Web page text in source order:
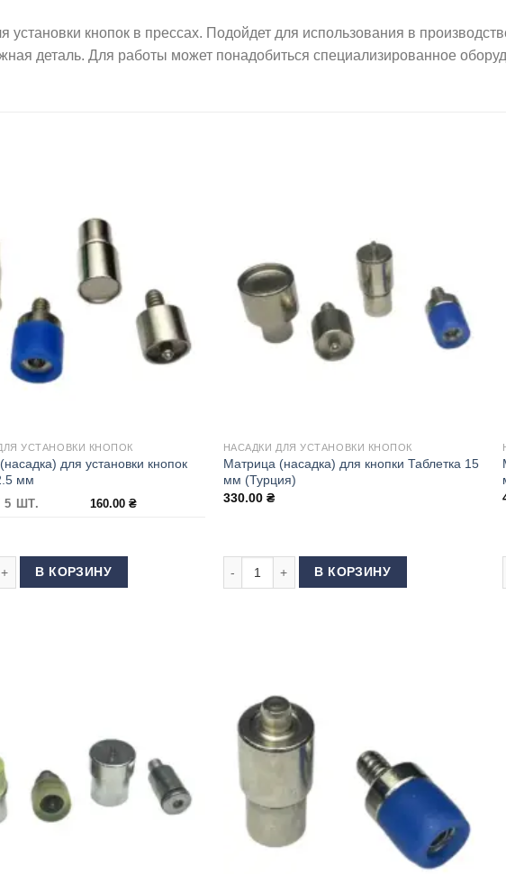
кнопок в прессах. Подойдет для использования в
деталь. Для работы может понадобиться специализированное
мм (Китай)
УСТАНОВКИ КНОПОК
для установки кнопок
мм
5 ШТ. 160.00₴
товара Матрица (насадка) для установки кнопок Альфа 12.5 мм
В КОРЗИНУ
НАСАДКИ ДЛЯ УСТАНОВКИ КНОПОК
Матрица (насадка) для кнопки Таблетка 15
мм (Турция)
330.00 ₴
Количество товара Матрица (насадка) для
В КОРЗИНУ